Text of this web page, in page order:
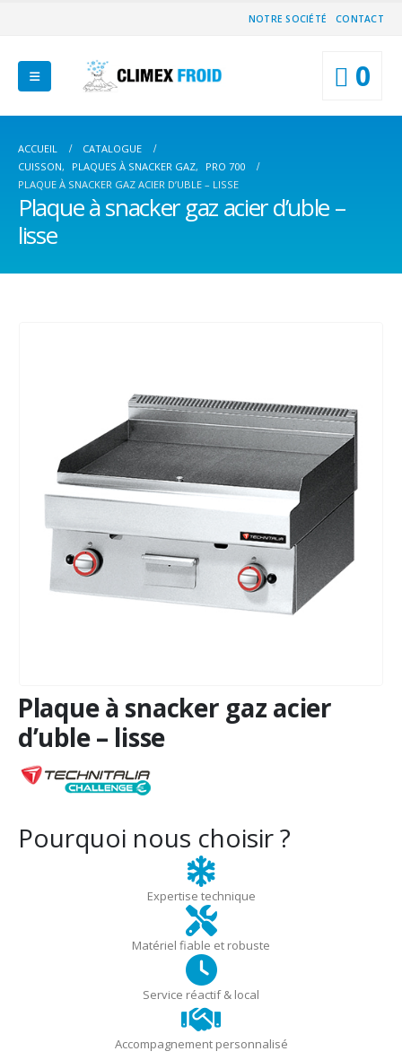
NOTRE SOCIÉTÉ CONTACT
0
ACCUEIL
CATALOGUE
CUISSON, PLAQUES À SNACKER GAZ,
PRO 700
PLAQUE À SNACKER GAZ ACIER D’UBLE – LISSE
Plaque à snacker gaz acier d’uble –
lisse
Plaque à snacker gaz acier
d’uble – lisse
Pourquoi nous choisir ?
Expertise technique
Matériel fiable et robuste
Service réactif & local
Accompagnement personnalisé